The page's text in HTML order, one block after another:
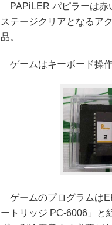
PAPiLER パピラーは赤
ステージクリアとなるア
品。
ゲームはキーボード操
ゲームのプログラムは
ートリッジ PC-6006」と